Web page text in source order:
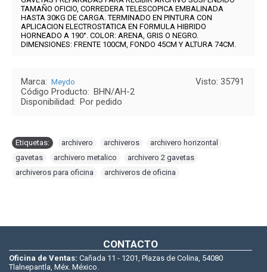
TAMAÑO OFICIO, CORREDERA TELESCOPICA EMBALINADA
HASTA 30KG DE CARGA. TERMINADO EN PINTURA CON
APLICACION ELECTROSTATICA EN FORMULA HIBRIDO
HORNEADO A 190°. COLOR: ARENA, GRIS O NEGRO.
DIMENSIONES: FRENTE 100CM, FONDO 45CM Y ALTURA 74CM.
Visto: 35791
Marca: Meydo
Código Producto: BHN/AH-2
Disponibilidad: Por pedido
Etiquetas: archivero archiveros archivero horizontal
gavetas
archivero metalico archivero 2 gavetas
archiveros para oficina
archiveros de oficina
CONTACTO
Oficina de Ventas: Cañada 11 - 1201, Plazas de Colina, 54080
Tlalnepantla, Méx. México.